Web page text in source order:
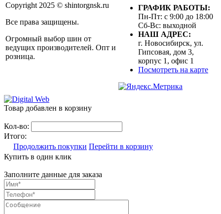
Copyright 2025 © shintorgnsk.ru
Все права защищены.
Огромный выбор шин от
ведущих производителей. Опт и
розница.
ГРАФИК РАБОТЫ:
Пн-Пт: с 9:00 до 18:00
Сб-Вс: выходной
НАШ АДРЕС:
г. Новосибирск, ул.
Гипсовая, дом 3,
корпус 1, офис 1
Посмотреть на карте
Товар добавлен в корзину
Кол-во:
Итого:
Продолжить покупки Перейти в корзину
Купить в один клик
Заполните данные для заказа